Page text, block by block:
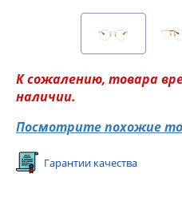
К сожалению, товара
наличии.
Посмотрите похожие
Гарантии качества